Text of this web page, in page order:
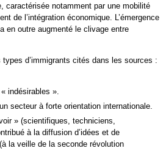
caractérisée notamment par une mobilité
de l’intégration économique. L’émergence
en outre augmenté le clivage entre
d’immigrants cités dans les sources :
indésirables ».
secteur à forte orientation internationale.
» (scientifiques, techniciens,
à la diffusion d’idées et de
la veille de la seconde révolution